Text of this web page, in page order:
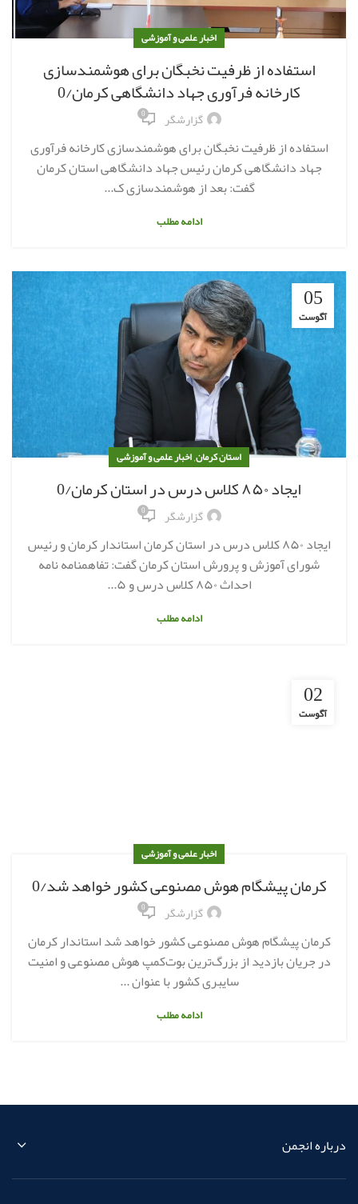
اخبار علمی و آموزشی
استفاده از ظرفیت نخبگان برای هوشمندسازی
کارخانه فرآوری جهاد دانشگاهی کرمان/0
گزارشگر 0
استفاده از ظرفیت نخبگان برای هوشمندسازی کارخانه فرآوری
جهاد دانشگاهی کرمان رئیس جهاد دانشگاهی استان کرمان
گفت: بعد از هوشمندسازی ک...
ادامه مطلب
05
آگوست
استان کرمان,اخبار علمی و آموزشی
ایجاد ۸۵۰ کلاس درس در استان کرمان/0
گزارشگر 0
ایجاد ۸۵۰ کلاس درس در استان کرمان استاندار کرمان و رئیس
شورای آموزش و پرورش استان کرمان گفت: تفاهمنامه نامه
احداث ۸۵۰ کلاس درس و ۵...
ادامه مطلب
02
آگوست
اخبار علمی و آموزشی
کرمان پیشگام هوش مصنوعی کشور خواهد شد/0
گزارشگر 0
کرمان پیشگام هوش مصنوعی کشور خواهد شد استاندار کرمان
در جریان بازدید از بزرگ‌ترین بوت‌کمپ هوش مصنوعی و امنیت
سایبری کشور با عنوان ...
ادامه مطلب
درباره انجمن